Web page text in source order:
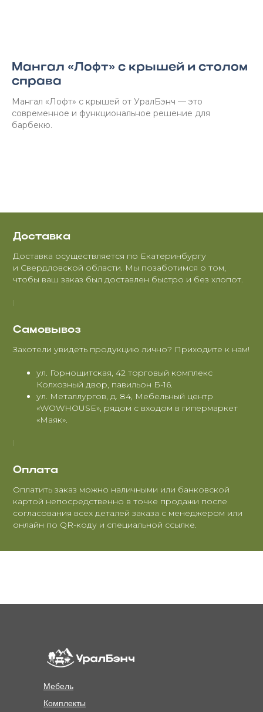
Мангал «Лофт» с крышей и столом
справа
Мангал «Лофт» с крышей от УралБэнч — это
современное и функциональное решение для
барбекю.
Доставка
Доставка осуществляется по Екатеринбургу
и Свердловской области. Мы позаботимся о том,
чтобы ваш заказ был доставлен быстро и без хлопот.
Самовывоз
Захотели увидеть продукцию лично? Приходите к нам!
ул. Горнощитская, 42 торговый комплекс
Колхозный двор, павильон Б-16.
ул. Металлургов, д. 84, Мебельный центр
«WOWHOUSE», рядом с входом в гипермаркет
«Маяк».
Оплата
Оплатить заказ можно наличными или банковской
картой непосредственно в точке продажи после
согласования всех деталей заказа с менеджером или
онлайн по QR-коду и специальной ссылке.
Мебель
Комплекты